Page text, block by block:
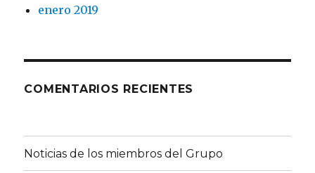
enero 2019
COMENTARIOS RECIENTES
Noticias de los miembros del Grupo